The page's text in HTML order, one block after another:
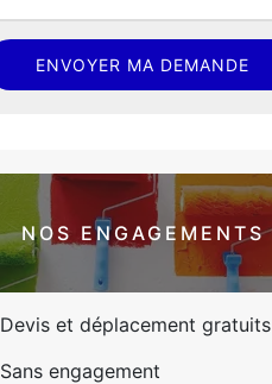
NOS ENGAGEMENTS
Devis et déplacement gratuits
Sans engagement